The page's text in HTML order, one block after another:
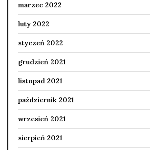
marzec 2022
luty 2022
styczeń 2022
grudzień 2021
listopad 2021
październik 2021
wrzesień 2021
sierpień 2021